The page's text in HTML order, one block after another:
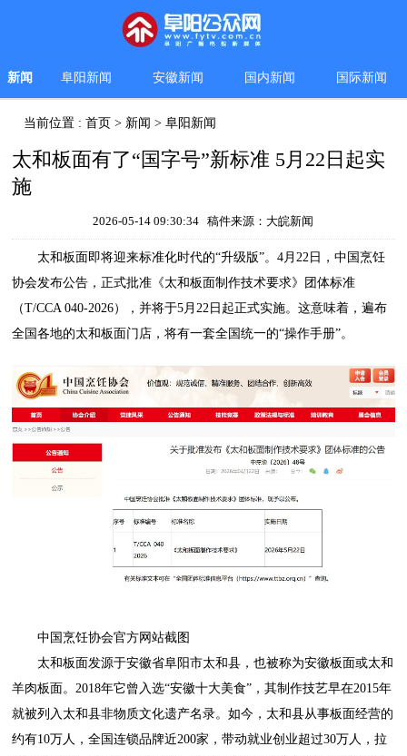
新闻 阜阳新闻 安徽新闻 国内新闻 国际新闻
当前位置 :首页 > 新闻 >阜阳新闻
太和板面有了“国字号”新标准 5月22日起实
施
2026-05-14 09:30:34 稿件来源：大皖新闻
太和板面即将迎来标准化时代的“升级版”。4月22日，中国烹饪
协会发布公告，正式批准《太和板面制作技术要求》团体标准
（T/CCA 040-2026），并将于5月22日起正式实施。这意味着，遍布
全国各地的太和板面门店，将有一套全国统一的“操作手册”。
中国烹饪协会官方网站截图
太和板面发源于安徽省阜阳市太和县，也被称为安徽板面或太和
羊肉板面。2018年它曾入选“安徽十大美食”，其制作技艺早在2015年
就被列入太和县非物质文化遗产名录。如今，太和县从事板面经营的
约有10万人，全国连锁品牌近200家，带动就业创业超过30万人，拉